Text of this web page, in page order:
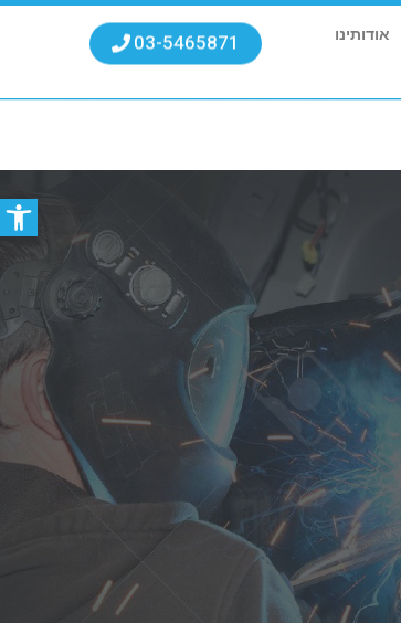
פתח
אודותינו
03-5465871